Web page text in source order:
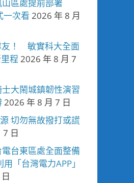
山區處提前部署
一次看 2026 年 8 月
友！ 敏實科大全面
程 2026 年 8 月 7
士大鬧城鎮韌性演習
2026 年 8 月 7 日
切勿無故撥打或謊
7 日
台東區處全面整備
「台灣電力APP」